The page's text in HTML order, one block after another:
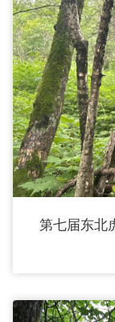
第七届东北